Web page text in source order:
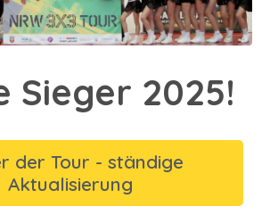
Sieger 2025!
der Tour - ständige
Aktualisierung